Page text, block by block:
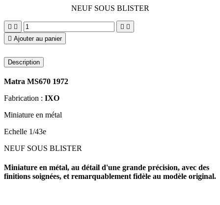
NEUF SOUS BLISTER
   
 Ajouter au panier
Description
Matra MS670 1972
Fabrication : IXO
Miniature en métal
Echelle 1/43e
NEUF SOUS BLISTER
Miniature en métal, au détail d'une grande précision, avec des
finitions soignées, et remarquablement fidèle au modèle original.